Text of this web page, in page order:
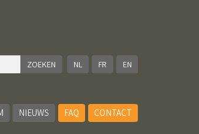
NL FR EN
NIEUWS FAQ CONTACT